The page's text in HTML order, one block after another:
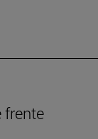
frente